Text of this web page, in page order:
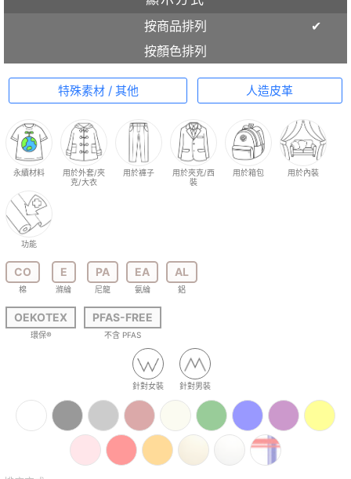
按商品排列
按顏色排列
特殊素材 / 其他 人造皮革
永續材料
用於外套/夾
克/大衣
用於褲子
用於夾克/西
裝
用於箱包 用於內裝
功能
CO
棉
E
滌綸
PA
尼龍
EA
氨綸
AL
鋁
OEKOTEX
環保®
PFAS-FREE
不含 PFAS
針對女裝 針對男裝